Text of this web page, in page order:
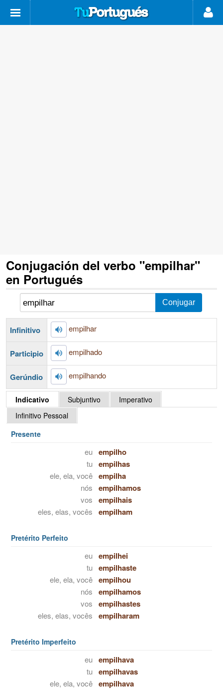
Conjugación del verbo "empilhar"
en Portugués
Infinitivo empilhar
Participio empilhado
Gerúndio empilhando
Indicativo Subjuntivo
Imperativo
Infinitivo Pessoal
Presente
eu empilho
tu empilhas
ele, ela, você empilha
nós empilhamos
vos empilhais
eles, elas, vocês empilham
Pretérito Perfeito
eu empilhei
tu empilhaste
ele, ela, você empilhou
nós empilhamos
vos empilhastes
eles, elas, vocês empilharam
Pretérito Imperfeito
eu empilhava
tu empilhavas
ele, ela, você empilhava